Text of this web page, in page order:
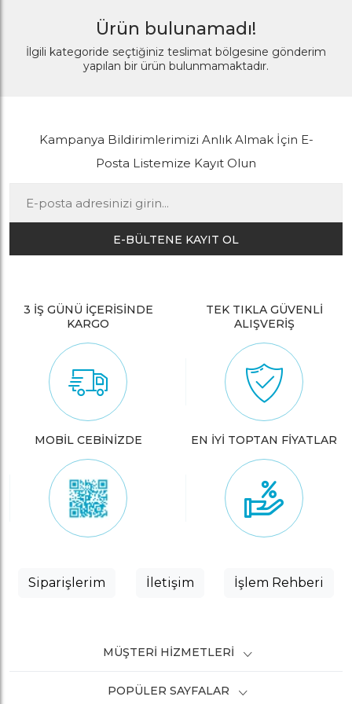
Ürün bulunamadı!
İlgili kategoride seçtiğiniz teslimat bölgesine gönderim
yapılan bir ürün bulunmamaktadır.
Kampanya Bildirimlerimizi Anlık Almak İçin E-
Posta Listemize Kayıt Olun
E-BÜLTENE KAYIT OL
3 İŞ GÜNÜ İÇERİSİNDE
KARGO
TEK TIKLA GÜVENLİ
ALIŞVERİŞ
MOBİL CEBİNİZDE EN İYİ TOPTAN FİYATLAR
Siparişlerim İletişim İşlem Rehberi
MÜŞTERI HIZMETLERI
POPÜLER SAYFALAR